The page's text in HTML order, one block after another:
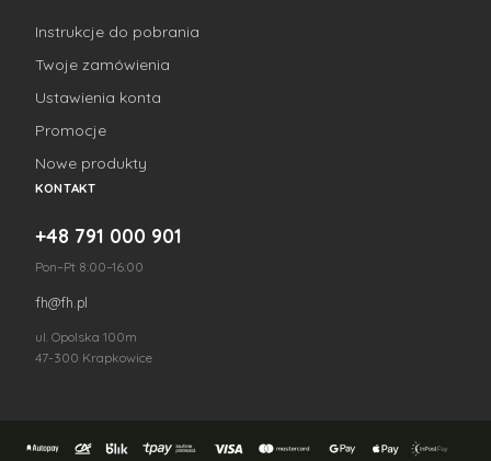
Instrukcje do pobrania
Twoje zamówienia
Ustawienia konta
Promocje
Nowe produkty
KONTAKT
+48 791 000 901
Pon–Pt 8:00–16:00
fh@fh.pl
ul. Opolska 100m
47-300 Krapkowice